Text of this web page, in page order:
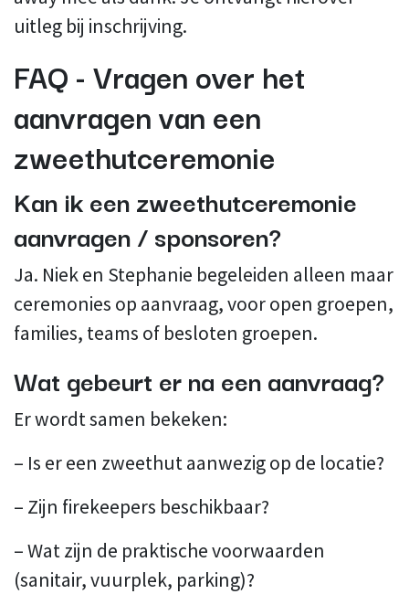
uitleg bij inschrijving.
FAQ - Vragen over het
aanvragen van een
zweethutceremonie
Kan ik een zweethutceremonie
aanvragen / sponsoren?
Ja. Niek en Stephanie begeleiden alleen maar
ceremonies op aanvraag, voor open groepen,
families, teams of besloten groepen.
Wat gebeurt er na een aanvraag?
Er wordt samen bekeken:
– Is er een zweethut aanwezig op de locatie?
– Zijn firekeepers beschikbaar?
– Wat zijn de praktische voorwaarden
(sanitair, vuurplek, parking)?